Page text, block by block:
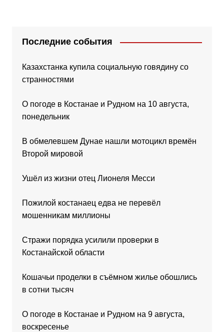
Последние события
Казахстанка купила социальную говядину со
странностями
О погоде в Костанае и Рудном на 10 августа,
понедельник
В обмелевшем Дунае нашли мотоцикл времён
Второй мировой
Ушёл из жизни отец Лионеля Месси
Пожилой костанаец едва не перевёл
мошенникам миллионы
Стражи порядка усилили проверки в
Костанайской области
Кошачьи проделки в съёмном жилье обошлись
в сотни тысяч
О погоде в Костанае и Рудном на 9 августа,
воскресенье